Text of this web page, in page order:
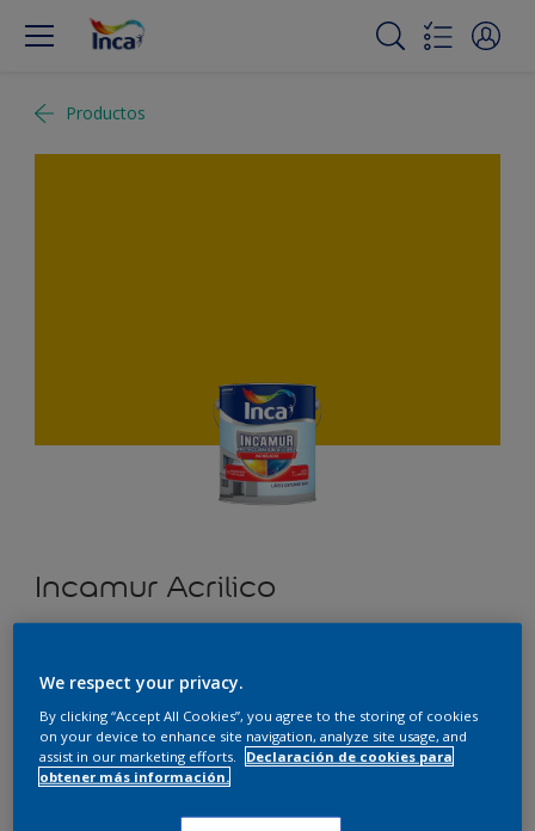
Productos
Incamur Acrilico
Tamaño
We respect your privacy.
By clicking “Accept All Cookies”, you agree to the storing of cookies
on your device to enhance site navigation, analyze site usage, and
assist in our marketing efforts.
Declaración de cookies para
obtener más información.